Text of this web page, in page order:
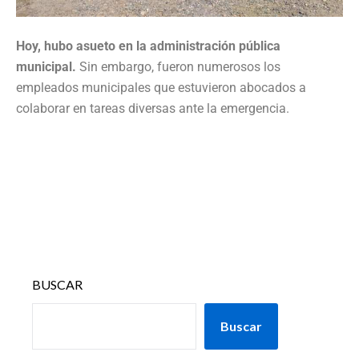
Hoy, hubo asueto en la administración pública
municipal. Sin embargo, fueron numerosos los
empleados municipales que estuvieron abocados a
colaborar en tareas diversas ante la emergencia.
BUSCAR
Buscar